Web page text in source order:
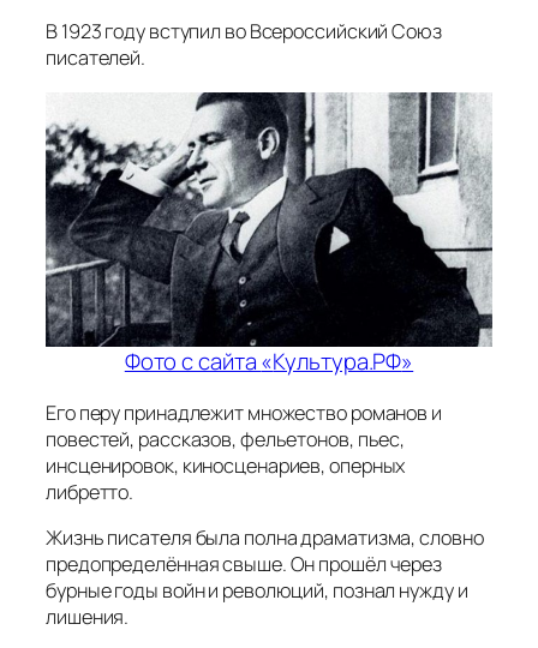
В 1923 году вступил во Всероссийский Союз
писателей.
Фото с сайта«Культура.РФ»
Его перу принадлежит множество романов и
повестей, рассказов, фельетонов, пьес,
инсценировок, киносценариев, оперных
либретто.
Жизнь писателя была полна драматизма, словно
предопределённая свыше. Он прошёл через
бурные годы войн и революций, познал нужду и
лишения.